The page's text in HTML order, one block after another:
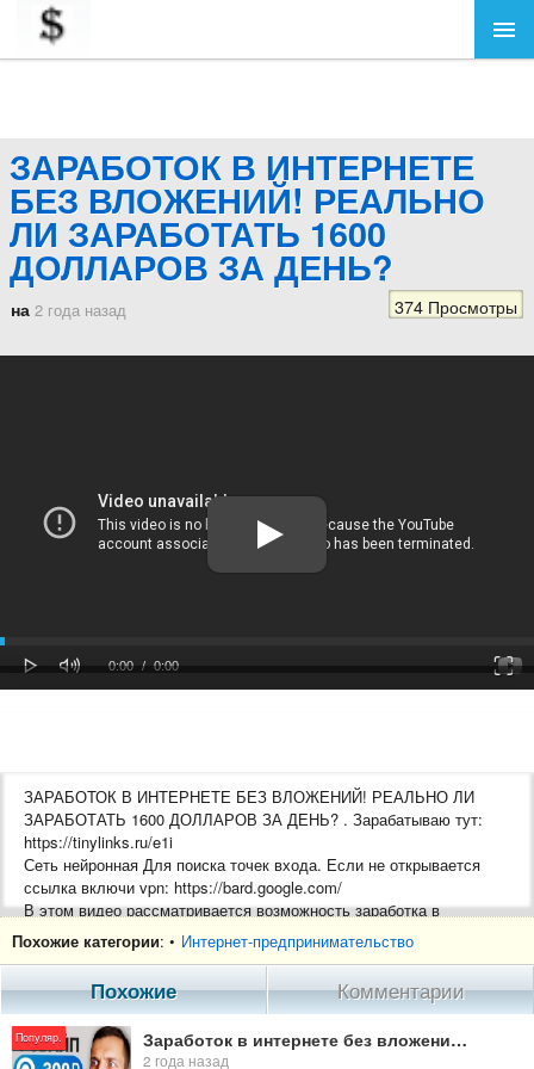
ЗАРАБОТОК В ИНТЕРНЕТЕ
БЕЗ ВЛОЖЕНИЙ! РЕАЛЬНО
ЛИ ЗАРАБОТАТЬ 1600
ДОЛЛАРОВ ЗА ДЕНЬ?
на 2 года назад 374 Просмотры
Current
0:00 / Duration
0:00
ЗАРАБОТОК В ИНТЕРНЕТЕ БЕЗ ВЛОЖЕНИЙ! РЕАЛЬНО ЛИ
ЗАРАБОТАТЬ 1600 ДОЛЛАРОВ ЗА ДЕНЬ? . Зарабатываю тут:
https://tinylinks.ru/e1i
Сеть нейронная Для поиска точек входа. Если не открывается
ссылка включи vpn: https://bard.google.com/
В этом видео рассматривается возможность заработка в
интернете без первоначальных вложений и получения прибыли в
размере 1600 долларов всего за один день. Авторы
фриланс, создание и продажу контента, партнерские программы и
многое другое. Прочитав статью, вы узнаете, какие навыки и
знания необходимы для успешного заработка в интернете, а
Похожие категории: • Интернет-предпринимательство
Похожие Комментарии
Популяр. Заработок в интернете без вложений! Реально ли заработать 1600 долларов за день?
2 года назад